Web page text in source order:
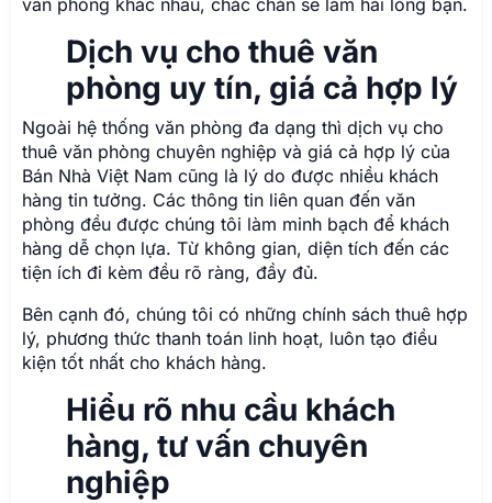
văn phòng khác nhau, chắc chắn sẽ làm hài lòng bạn.
Dịch vụ cho thuê văn
phòng uy tín, giá cả hợp lý
Ngoài hệ thống văn phòng đa dạng thì dịch vụ cho
thuê văn phòng chuyên nghiệp và giá cả hợp lý của
Bán Nhà Việt Nam cũng là lý do được nhiều khách
hàng tin tưởng. Các thông tin liên quan đến văn
phòng đều được chúng tôi làm minh bạch để khách
hàng dễ chọn lựa. Từ không gian, diện tích đến các
tiện ích đi kèm đều rõ ràng, đầy đủ.
Bên cạnh đó, chúng tôi có những chính sách thuê hợp
lý, phương thức thanh toán linh hoạt, luôn tạo điều
kiện tốt nhất cho khách hàng.
Hiểu rõ nhu cầu khách
hàng, tư vấn chuyên
nghiệp